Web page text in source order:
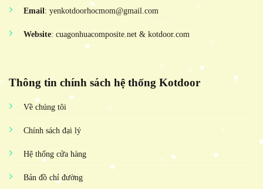
Email: yenkotdoorhocmom@gmail.com
Website: cuagonhuacomposite.net & kotdoor.com
Thông tin chính sách hệ thống Kotdoor
Về chúng tôi
Chính sách đại lý
Hệ thống cửa hàng
Bản đồ chỉ đường